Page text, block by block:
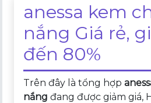
anessa kem
nắng Giá rẻ,
đến 80%
Trên đây là tổng hợp
nắng đang được giảm giá,